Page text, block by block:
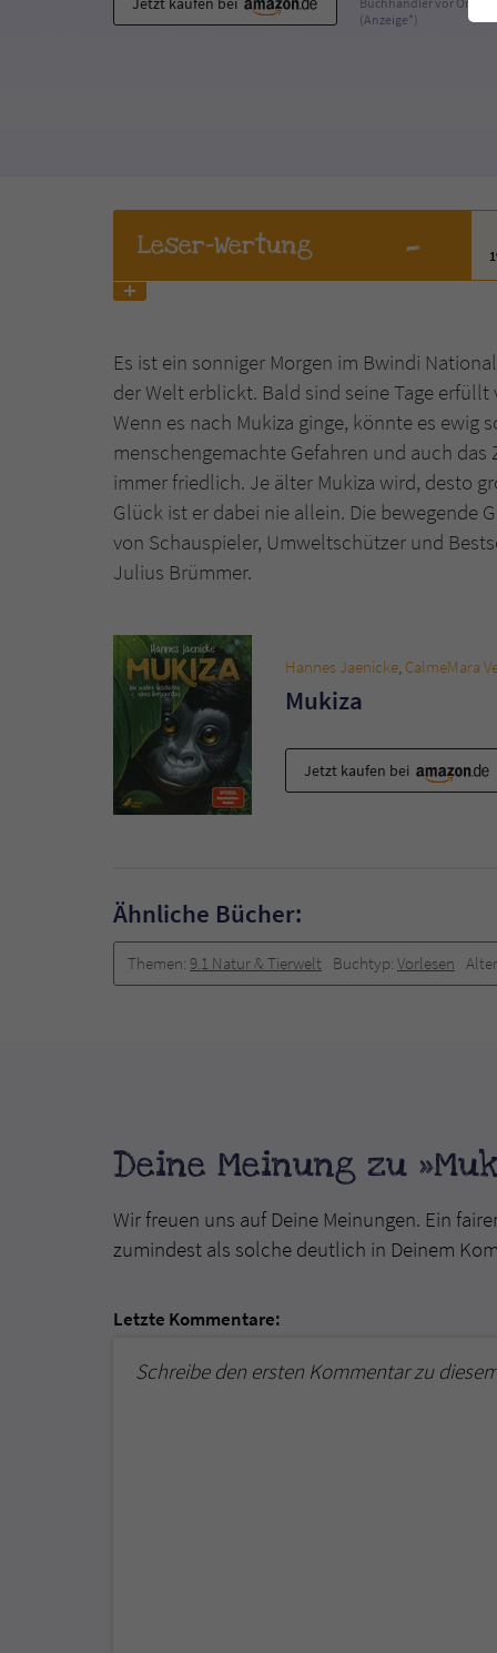
(Anzeige*)
Leser-Wertung -
Es ist ein sonniger Morgen im Bwindi
der Welt erblickt. Bald sind seine Tage
Wenn es nach Mukiza ginge, könnte es ewig
menschengemachte Gefahren und auch
immer friedlich. Je älter Mukiza wird, desto
Glück ist er dabei nie allein. Die bewegende
von Schauspieler, Umweltschützer und
Julius Brümmer.
Hannes Jaenicke, CalmeMara
Mukiza
Jetzt kaufen bei
Ähnliche Bücher:
Themen: 9.1 Natur & Tierwelt Buchtyp: Vorlesen
Deine Meinung zu
Wir freuen uns auf Deine Meinungen. Ein
zumindest als solche deutlich in Deinem
Letzte Kommentare:
Schreibe den ersten Kommentar zu